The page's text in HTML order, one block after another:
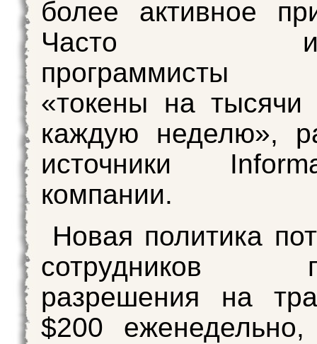
более активное
Часто
программисты
«токены на тысячи
каждую неделю»,
источники
компании.
Новая политика
сотрудников
разрешения на
$200